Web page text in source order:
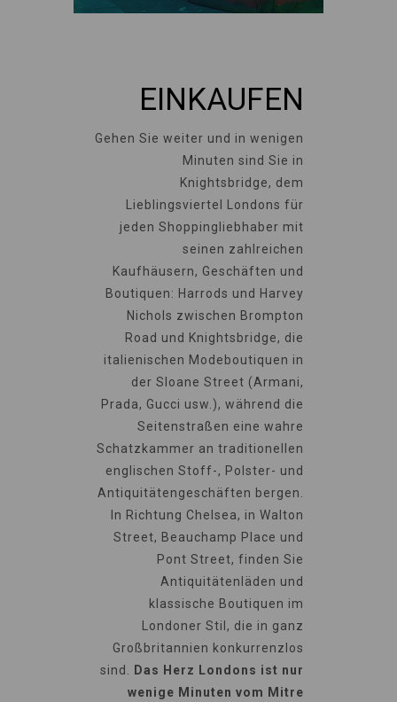
EINKAUFEN
Gehen Sie weiter und in wenigen
Minuten sind Sie in
Knightsbridge, dem
Lieblingsviertel Londons für
jeden Shoppingliebhaber mit
seinen zahlreichen
Kaufhäusern, Geschäften und
Boutiquen: Harrods und Harvey
Nichols zwischen Brompton
Road und Knightsbridge, die
italienischen Modeboutiquen in
der Sloane Street (Armani,
Prada, Gucci usw.), während die
Seitenstraßen eine wahre
Schatzkammer an traditionellen
englischen Stoff-, Polster- und
Antiquitätengeschäften bergen.
In Richtung Chelsea, in Walton
Street, Beauchamp Place und
Pont Street, finden Sie
Antiquitätenläden und
klassische Boutiquen im
Londoner Stil, die in ganz
Großbritannien konkurrenzlos
sind. Das Herz Londons ist nur
wenige Minuten vom Mitre